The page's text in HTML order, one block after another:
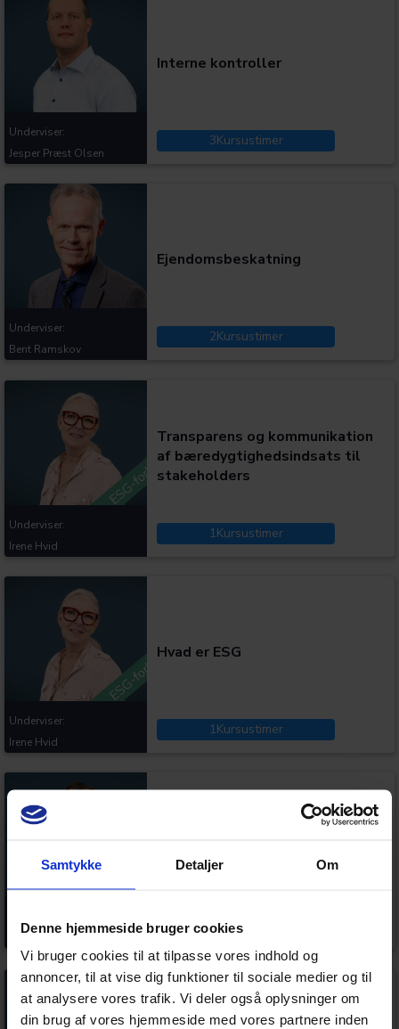
Samtykke Detaljer Om
Denne hjemmeside bruger cookies
Vi bruger cookies til at tilpasse vores indhold og
annoncer, til at vise dig funktioner til sociale medier og til
at analysere vores trafik. Vi deler også oplysninger om
din brug af vores hjemmeside med vores partnere inden
Interne kontroller
3Kursustimer
Underviser:
Jesper Præst Olsen
Ejendomsbeskatning
2Kursustimer
Underviser:
Bent Ramskov
Transparens og kommunikation
af bæredygtighedsindsats til
stakeholders
1Kursustimer
Underviser:
Irene Hvid
Hvad er ESG
1Kursustimer
Underviser:
Irene Hvid
virksomheder
1Kursustimer
Steen Søgaard Rasmussen